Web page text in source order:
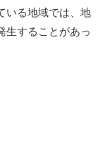
いる地域では、地
生することがあっ